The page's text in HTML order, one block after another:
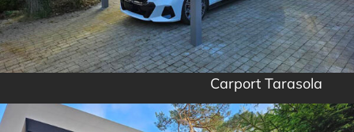
Carport Tarasola